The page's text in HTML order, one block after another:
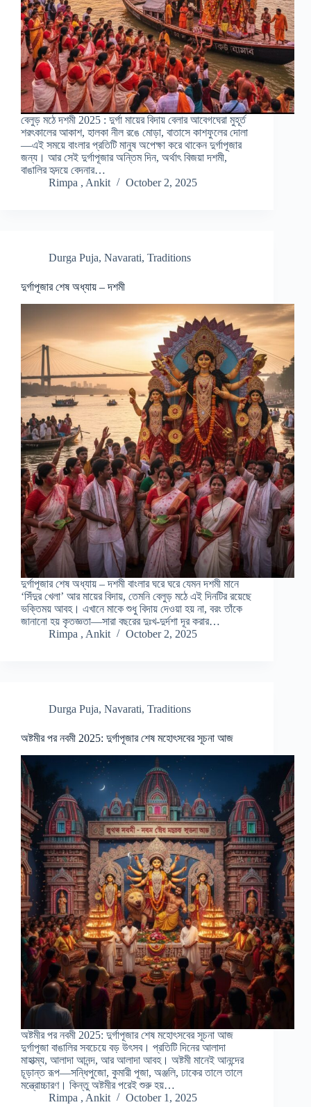
বেলুড় মঠে দশমী 2025 : দুর্গা মায়ের বিদায় বেলার আবেগঘেরা মুহূর্ত
শরৎকালের আকাশ, হালকা নীল রঙে মোড়া, বাতাসে কাশফুলের দোলা
—এই সময়ে বাংলার প্রতিটি মানুষ অপেক্ষা করে থাকেন দুর্গাপূজার
জন্য। আর সেই দুর্গাপূজার অন্তিম দিন, অর্থাৎ বিজয়া দশমী,
বাঙালির হৃদয়ে বেদনার…
Rimpa , Ankit
October 2, 2025
Durga Puja, Navarati, Traditions
দুর্গাপূজার শেষ অধ্যায় – দশমী
দুর্গাপূজার শেষ অধ্যায় – দশমী বাংলার ঘরে ঘরে যেমন দশমী মানে
‘সিঁদুর খেলা’ আর মায়ের বিদায়, তেমনি বেলুড় মঠে এই দিনটির রয়েছে
ভক্তিময় আবহ। এখানে মাকে শুধু বিদায় দেওয়া হয় না, বরং তাঁকে
জানানো হয় কৃতজ্ঞতা—সারা বছরের দুঃখ-দুর্দশা দূর করার…
Rimpa , Ankit
October 2, 2025
Durga Puja, Navarati, Traditions
অষ্টমীর পর নবমী 2025: দুর্গাপূজার শেষ মহোৎসবের সূচনা আজ
অষ্টমীর পর নবমী 2025: দুর্গাপূজার শেষ মহোৎসবের সূচনা আজ
দুর্গাপূজা বাঙালির সবচেয়ে বড় উৎসব। প্রতিটি দিনের আলাদা
মাহাত্ম্য, আলাদা আনন্দ, আর আলাদা আবহ। অষ্টমী মানেই আনন্দের
চূড়ান্ত রূপ—সন্ধিপুজো, কুমারী পূজা, অঞ্জলি, ঢাকের তালে তালে
মন্ত্রোচ্চারণ। কিন্তু অষ্টমীর পরেই শুরু হয়…
Rimpa , Ankit
October 1, 2025